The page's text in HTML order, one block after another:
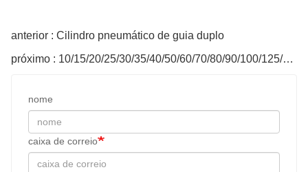
anterior : Cilindro pneumático de guia duplo
próximo : 10/15/20/25/30/35/40/50/60/70/80/90/100/125/150mm Curso Cilindro pneumático de haste dupla TN 20mm Cilindro de ar com furo em liga de alumínio (cor: TN20x60)
nome
caixa de correio